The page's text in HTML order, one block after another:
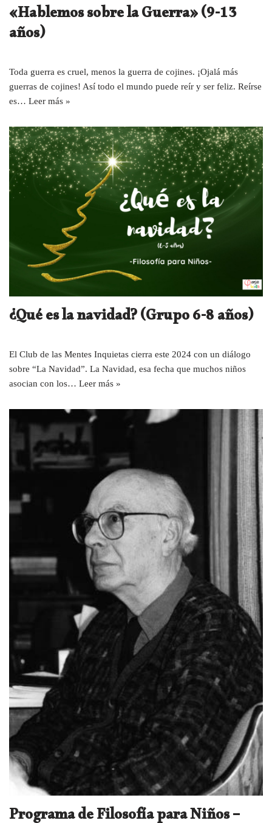
«Hablemos sobre la Guerra» (9-13
años)
Toda guerra es cruel, menos la guerra de cojines. ¡Ojalá más
guerras de cojines! Así todo el mundo puede reír y ser feliz. Reírse
es… Leer más »
¿Qué es la navidad? (Grupo 6-8 años)
El Club de las Mentes Inquietas cierra este 2024 con un diálogo
sobre “La Navidad”. La Navidad, esa fecha que muchos niños
asocian con los… Leer más »
Programa de Filosofía para Niños –